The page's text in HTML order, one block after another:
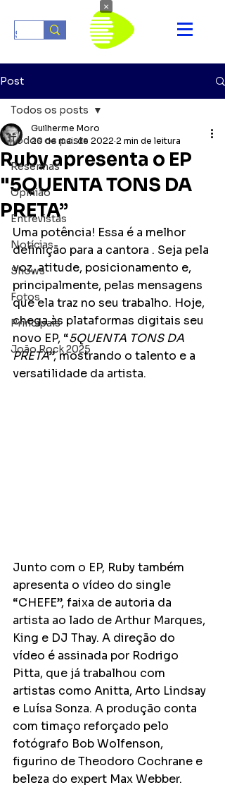
Post
Todos os posts
Resenhas
Opinião
Entrevistas
Notícias
Shows
Fotos
Principais
João Rock 2025
Todos os posts
Ruby apresenta o EP
"5QUENTA TONS DA
PRETA”
Guilherme Moro
20 de mai. de 2022 2 min de leitura
Uma potência! Essa é a melhor
definição para a cantora . Seja pela
voz, atitude, posicionamento e,
principalmente, pelas mensagens
que ela traz no seu trabalho. Hoje,
chega às plataformas digitais seu
novo EP, “5QUENTA TONS DA
PRETA”, mostrando o talento e a
versatilidade da artista.
Junto com o EP, Ruby também
apresenta o vídeo do single
“CHEFE”, faixa de autoria da
artista ao lado de Arthur Marques,
King e DJ Thay. A direção do
vídeo é assinada por Rodrigo
Pitta, que já trabalhou com
artistas como Anitta, Arto Lindsay
e Luísa Sonza. A produção conta
com timaço reforçado pelo
fotógrafo Bob Wolfenson,
figurino de Theodoro Cochrane e
beleza do expert Max Webber.
×